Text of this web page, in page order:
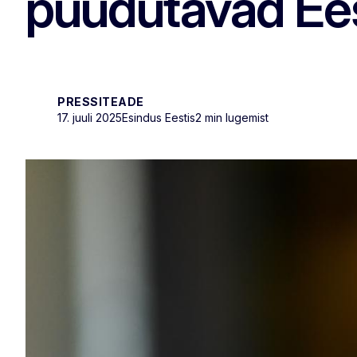
PRESSITEADE
17. juuli 2025Esindus Eestis2 min lugemist